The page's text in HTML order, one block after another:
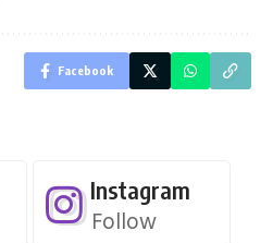
Facebook
Instagram
Follow